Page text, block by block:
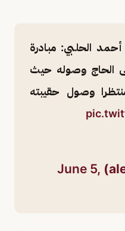
الحلبي: مبادرة
الحاج وصوله حيث
وصول حقيبته
June 5,